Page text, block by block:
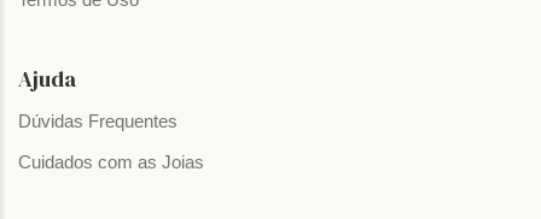
Ajuda
Dúvidas Frequentes
Cuidados com as Joias